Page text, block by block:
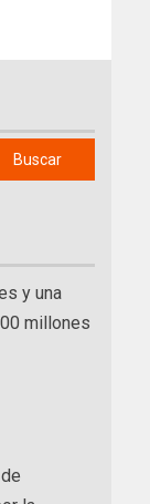
Buscar
y una
millones